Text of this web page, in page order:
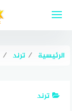
الرئيسية ⁄ ترند ⁄
ترند